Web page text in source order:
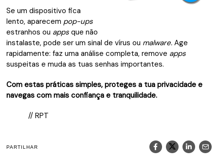
Se um dispositivo fica
lento, aparecem pop-ups
estranhos ou apps que não
instalaste, pode ser um sinal de vírus ou malware. Age
rapidamente: faz uma análise completa, remove apps
suspeitas e muda as tuas senhas importantes.
Com estas práticas simples, proteges a tua privacidade e
navegas com mais confiança e tranquilidade.
// RPT
PARTILHAR